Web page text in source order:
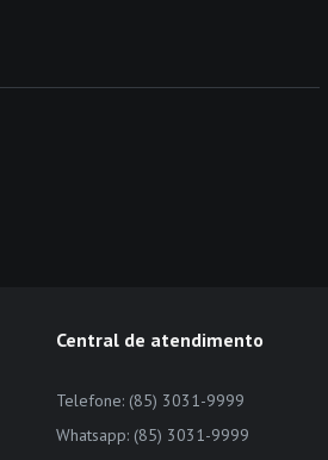
Central de atendimento
Telefone: (85) 3031-9999
Whatsapp: (85) 3031-9999